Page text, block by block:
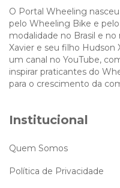
O Portal Wheeling
pelo Wheeling Bike e
modalidade no Brasil e
Xavier e seu filho
um canal no YouTube,
inspirar praticantes do
para o crescimento da
Institucional
Quem Somos
Política de Privacidade